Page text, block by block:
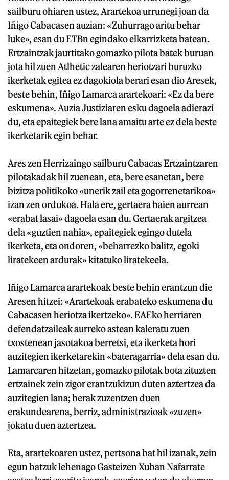
sailburu ohiaren ustez, Arartekoa urrunegi joan da
Iñigo Cabacasen auzian: «Zuhurrago aritu behar
luke», esan du ETBn egindako elkarrizketa batean.
Ertzaintzak jaurtitako gomazko pilota batek buruan
jota hil zuen Atlhetic zalearen heriotzari buruzko
ikerketak egitea ez dagokiola berari esan dio Aresek,
beste behin, Iñigo Lamarca arartekoari: «Ez da bere
eskumena». Auzia Justiziaren esku dagoela adierazi
du, eta epaitegiek bere lana amaitu arte ez dela beste
ikerketarik egin behar.
Ares zen Herrizaingo sailburu Cabacas Ertzaintzaren
pilotakadak hil zuenean, eta, bere esanetan, bere
bizitza politikoko «unerik zail eta gogorrenetarikoa»
izan zen ordukoa. Hala ere, gertaera haien aurrean
«erabat lasai» dagoela esan du. Gertaerak argitzea
dela «guztien nahia», epaitegiek egingo dutela
ikerketa, eta ondoren, «beharrezko balitz, egoki
liratekeen ardurak» kitatuko liratekeela.
Iñigo Lamarca arartekoak beste behin erantzun die
Aresen hitzei: «Arartekoak erabateko eskumena du
Cabacasen heriotza ikertzeko». EAEko herriaren
defendatzaileak aurreko astean kaleratu zuen
txostenean jasotakoa berretsi, eta ikerketa hori
auzitegien ikerketarekin «bateragarria» dela esan du.
Lamarcaren hitzetan, gomazko pilotak bota zituzten
ertzainek zein zigor erantzukizun duten aztertzea da
auzitegien lana; berak zuzentzen duen
erakundearena, berriz, administrazioak «zuzen»
jokatu duen aztertzea.
Eta, arartekoaren ustez, pertsona bat hil izanak, zein
egun batzuk lehenago Gasteizen Xuban Nafarrate